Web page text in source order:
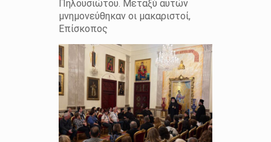
Πηλουσιώτου. Μεταξύ αυτών
μνημονεύθηκαν οι μακαριστοί,
Επίσκοπος